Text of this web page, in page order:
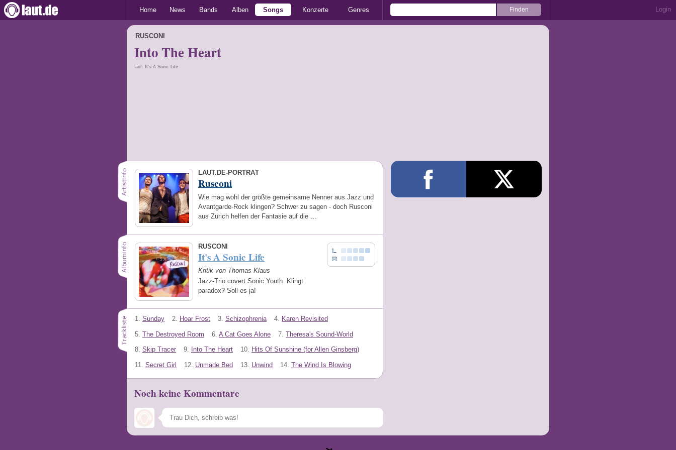
Home News Bands Alben Songs Konzerte Genres Login
RUSCONI
Into The Heart
auf: It's A Sonic Life
LAUT.DE-PORTRÄT
Rusconi
Wie mag wohl der größte gemeinsame Nenner aus Jazz und
Avantgarde-Rock klingen? Schwer zu sagen - doch Rusconi
aus Zürich helfen der Fantasie auf die …
RUSCONI
It's A Sonic Life
Kritik von Thomas Klaus
Jazz-Trio covert Sonic Youth. Klingt
paradox? Soll es ja!
1. Sunday 2. Hoar Frost 3. Schizophrenia 4. Karen Revisited
5. The Destroyed Room 6. A Cat Goes Alone 7. Theresa's Sound-World
8. Skip Tracer 9. Into The Heart 10. Hits Of Sunshine (for Allen Ginsberg)
11. Secret Girl 12. Unmade Bed 13. Unwind 14. The Wind Is Blowing
Noch keine Kommentare
Speichern